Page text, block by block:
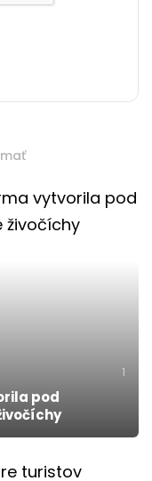
1
pod